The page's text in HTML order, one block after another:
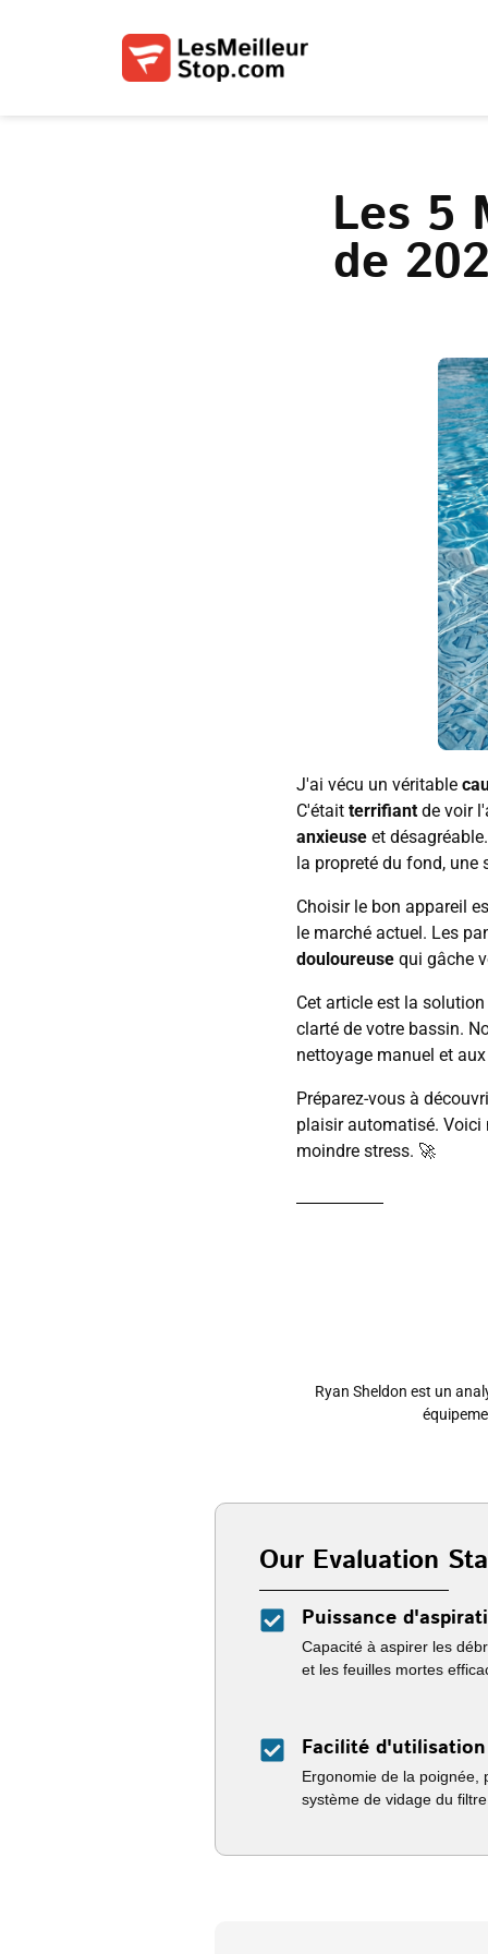
Les 5
de
J'ai vécu un véritable
C'était terrifiant de voir
anxieuse et
la propreté du fond,
Choisir le bon appareil
le marché actuel. Les
douloureuse qui gâche
Cet article est la
clarté de votre bassin.
nettoyage manuel et
Préparez-vous à
plaisir automatisé. Voici
moindre stress. 🚀
Ryan Sheldon est un
Our Evaluation
Puissance
Capacité à aspirer les
et les feuilles mortes
Facilité d'utilisation
Ergonomie de la poignée,
système de vidage du